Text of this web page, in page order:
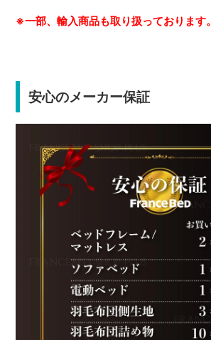
※一部、輸入商品も取り扱っております。
安心のメーカー保証